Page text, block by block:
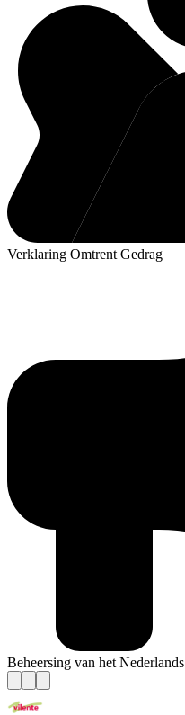
Verklaring Omtrent Gedrag
Beheersing van het Nederlands